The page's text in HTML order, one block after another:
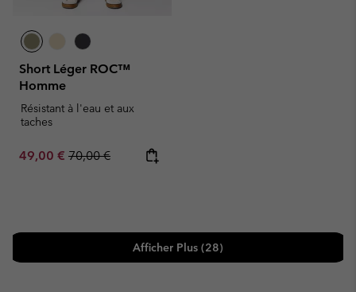
Short Léger ROC™
Homme
Résistant à l'eau et aux
taches
Sale price:
49,00 € Regular price:
70,00 €
Afficher Plus (28)